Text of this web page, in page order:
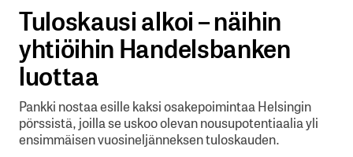
Tuloskausi alkoi – näihin
yhtiöihin Handelsbanken
luottaa
Pankki nostaa esille kaksi osakepoimintaa Helsingin
pörssistä, joilla se uskoo olevan nousupotentiaalia yli
ensimmäisen vuosineljänneksen tuloskauden.